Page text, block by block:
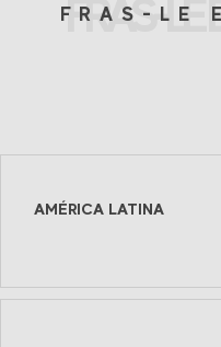
FRAS-LE
FRAS-LE
AMÉRICA LATINA